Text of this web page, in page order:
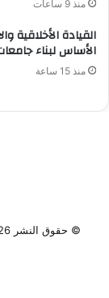
© حقوق النشر 2026، جميع الحقوق محفوظة |